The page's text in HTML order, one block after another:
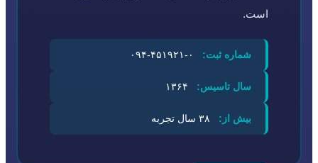
است.
شماره ثبت:
سال تاسیس:
بیش از: